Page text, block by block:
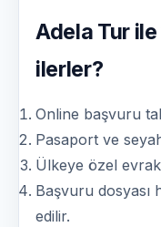
Adela Tur
ilerler?
Online başvuru
Pasaport ve
Ülkeye özel evrak
Başvuru dosyası
edilir.